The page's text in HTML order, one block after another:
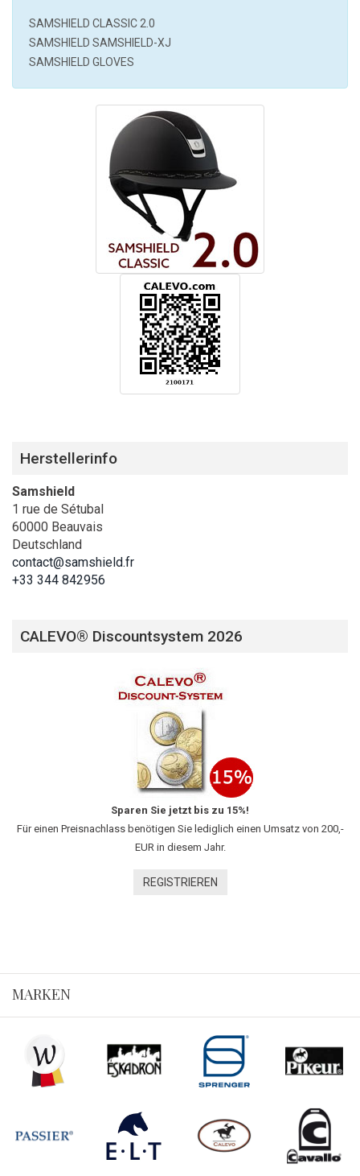
SAMSHIELD CLASSIC 2.0
SAMSHIELD SAMSHIELD-XJ
SAMSHIELD GLOVES
Herstellerinfo
Samshield
1 rue de Sétubal
60000 Beauvais
Deutschland
contact@samshield.fr
+33 344 842956
CALEVO® Discountsystem 2026
Sparen Sie jetzt bis zu 15%!
Für einen Preisnachlass benötigen Sie lediglich einen Umsatz von 200,-
EUR in diesem Jahr.
REGISTRIEREN
MARKEN